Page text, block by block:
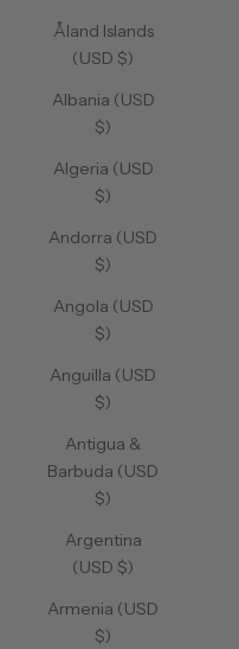
Åland Islands
(USD $)
Albania (USD
$)
Algeria (USD
$)
Andorra (USD
$)
Angola (USD
$)
Anguilla (USD
$)
Antigua &
Barbuda (USD
$)
Argentina
(USD $)
Armenia (USD
$)